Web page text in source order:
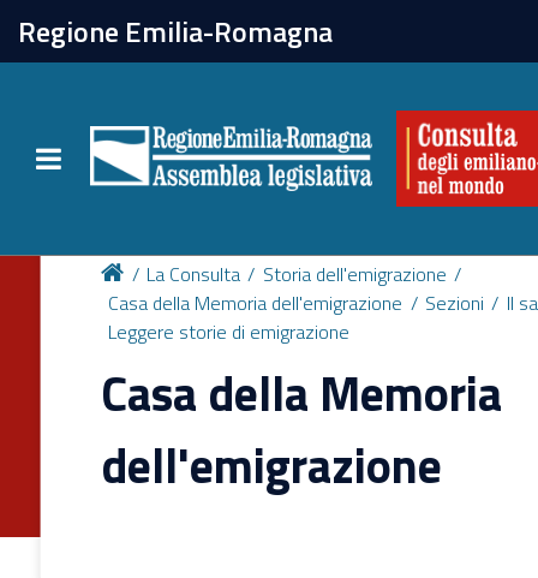
Regione Emilia-Romagna
Toggle navigation
chiudi
Attività
Per chi vive all'estero
Newsletter
La Consulta
Storia dell'emigrazione
Casa della Memoria dell'emigrazione
Sezioni
Il
Leggere storie di emigrazione
Casa della Memoria
dell'emigrazione